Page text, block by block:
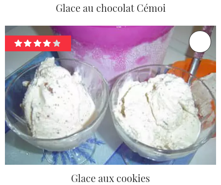
Glace au chocolat Cémoi
Glace aux cookies